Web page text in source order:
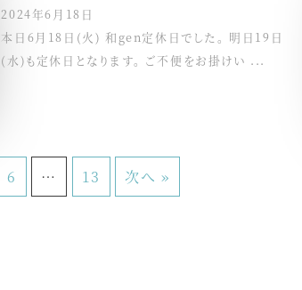
2024年6月18日
本日6月18日(火) 和gen定休日でした。 明日19日
(水)も定休日となります。 ご不便をお掛けい ...
6 … 13 次へ »